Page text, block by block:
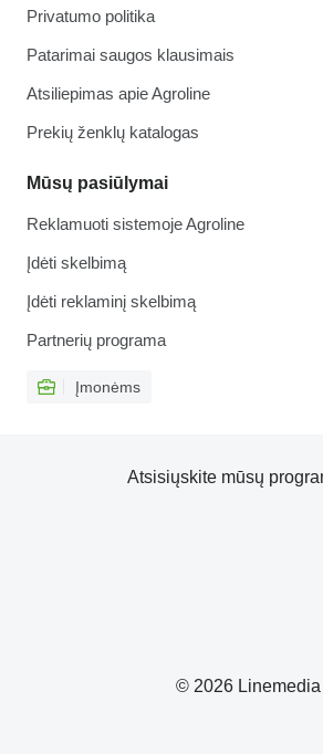
Privatumo politika
Patarimai saugos klausimais
Atsiliepimas apie Agroline
Prekių ženklų katalogas
Mūsų pasiūlymai
Reklamuoti sistemoje Agroline
Įdėti skelbimą
Įdėti reklaminį skelbimą
Partnerių programa
Įmonėms
© 2026 Linemedia
Atsisiųskite mūsų